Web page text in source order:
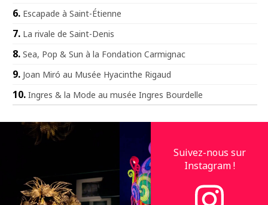
Escapade à Saint-Étienne
La rivale de Saint-Denis
Sea, Pop & Sun à la Fondation Carmignac
Joan Miró au Musée Hyacinthe Rigaud
Ingres & la Mode au musée Ingres Bourdelle
Suivez-nous sur
Instagram !